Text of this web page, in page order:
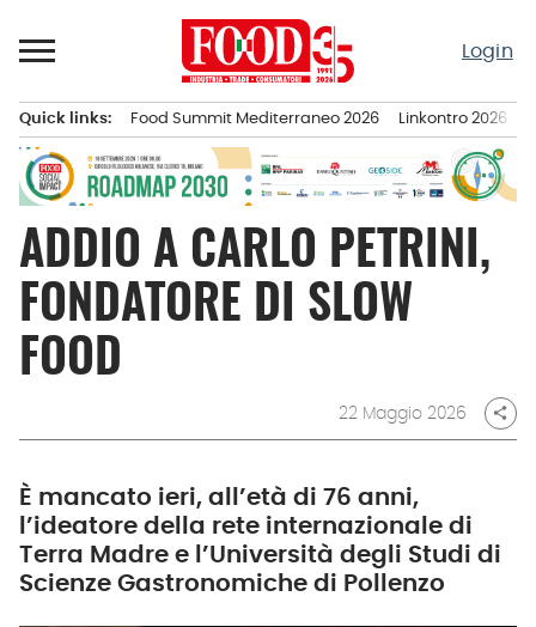
al
Login
principale
Quick links: Food Summit Mediterraneo 2026 Linkontro 2026
ADDIO A CARLO PETRINI,
FONDATORE DI SLOW
FOOD
22 Maggio 2026 share
È mancato ieri, all’età di 76 anni,
l’ideatore della rete internazionale di
Terra Madre e l’Università degli Studi di
Scienze Gastronomiche di Pollenzo